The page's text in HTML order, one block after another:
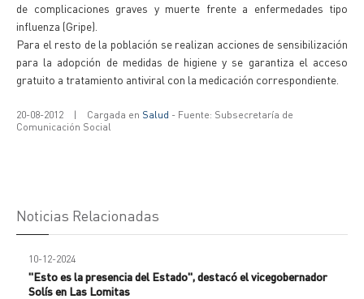
de complicaciones graves y muerte frente a enfermedades tipo
influenza (Gripe).
Para el resto de la población se realizan acciones de sensibilización
para la adopción de medidas de higiene y se garantiza el acceso
gratuito a tratamiento antiviral con la medicación correspondiente.
20-08-2012 | Cargada en Salud - Fuente: Subsecretaría de
Comunicación Social
Noticias Relacionadas
10-12-2024
"Esto es la presencia del Estado", destacó el vicegobernador
Solís en Las Lomitas